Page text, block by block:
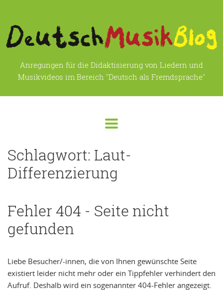
Anregungen für die Didaktisierung von Liedern und
Musikvideos im Bereich "Deutsch als Fremdsprache"
Schlagwort: Laut-
Differenzierung
Fehler 404 - Seite nicht
gefunden
Liebe Besucher/-innen, die von Ihnen gewünschte Seite
existiert leider nicht mehr oder ein Tippfehler verhindert den
Aufruf. Deshalb wird ein sogenannter 404-Fehler angezeigt.